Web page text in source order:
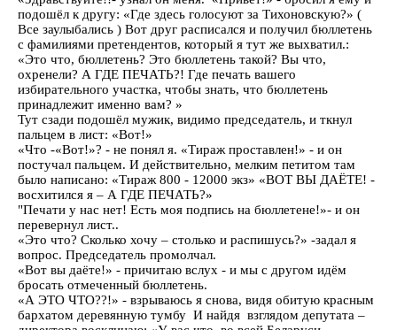
подошёл к другу: «Где здесь голосуют за Тихоновскую?» (
Все заулыбались ) Вот друг расписался и получил бюллетень
с фамилиями претендентов, который я тут же выхватил.:
«Это что, бюллетень? Это бюллетень такой? Вы что,
охренели? А ГДЕ ПЕЧАТЬ?! Где печать вашего
избирательного участка, чтобы знать, что бюллетень
принадлежит именно вам? »
Тут сзади подошёл мужик, видимо председатель, и ткнул
пальцем в лист: «Вот!»
«Что -«Вот!»? - не понял я. «Тираж проставлен!» - и он
постучал пальцем. И действительно, мелким петитом там
было написано: «Тираж 800 - 12000 экз» «ВОТ ВЫ ДАЁТЕ! -
восхитился я – А ГДЕ ПЕЧАТЬ?»
"Печати у нас нет! Есть моя подпись на бюллетене!»- и он
перевернул лист..
«Это что? Сколько хочу – столько и распишусь?» -задал я
вопрос. Председатель промолчал.
«Вот вы даёте!» - причитаю вслух - и мы с другом идём
бросать отмеченный бюллетень.
«А ЭТО ЧТО??!» - взрываюсь я снова, видя обитую красным
бархатом деревянную тумбу И найдя взглядом депутата –